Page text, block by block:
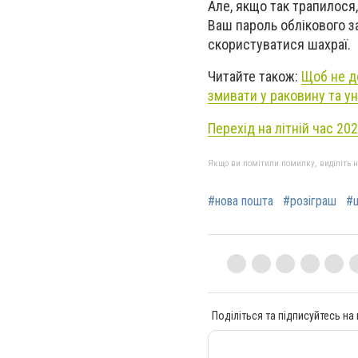
Але, якщо так
Ваш пароль облікового
скористуватися шахраї.
Читайте також: Щоб не
змивати у раковину та
Перехід на літній час
Якщо ви помітили помилку, виділіть
#нова пошта #розіграш
Поділіться та підписуйтесь